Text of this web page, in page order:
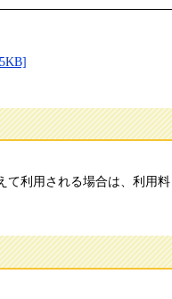
て利用される場合は、利用料